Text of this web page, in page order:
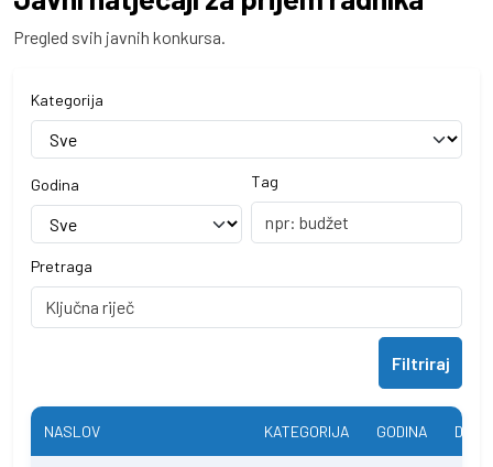
Pregled svih javnih konkursa.
Kategorija
Godina Tag
Pretraga
Filtriraj
NASLOV KATEGORIJA GODINA